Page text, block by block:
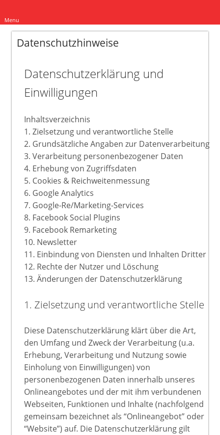
Datenschutzhinweise
Datenschutzerklärung und
Einwilligungen
Inhaltsverzeichnis
1. Zielsetzung und verantwortliche Stelle
2. Grundsätzliche Angaben zur Datenverarbeitung
3. Verarbeitung personenbezogener Daten
4. Erhebung von Zugriffsdaten
5. Cookies & Reichweitenmessung
6. Google Analytics
7. Google-Re/Marketing-Services
8. Facebook Social Plugins
9. Facebook Remarketing
10. Newsletter
11. Einbindung von Diensten und Inhalten Dritter
12. Rechte der Nutzer und Löschung
13. Änderungen der Datenschutzerklärung
1. Zielsetzung und verantwortliche Stelle
Diese Datenschutzerklärung klärt über die Art,
den Umfang und Zweck der Verarbeitung (u.a.
Erhebung, Verarbeitung und Nutzung sowie
Einholung von Einwilligungen) von
personenbezogenen Daten innerhalb unseres
Onlineangebotes und der mit ihm verbundenen
Webseiten, Funktionen und Inhalte (nachfolgend
gemeinsam bezeichnet als “Onlineangebot” oder
“Website”) auf. Die Datenschutzerklärung gilt
Menu